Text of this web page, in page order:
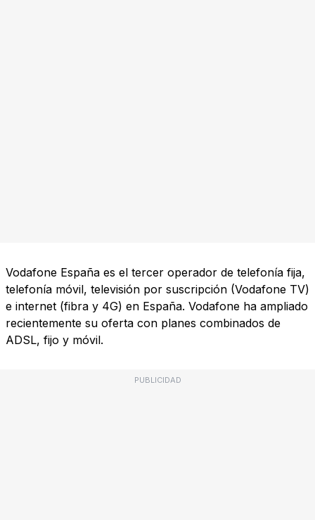
Vodafone España es el tercer operador de telefonía fija,
telefonía móvil, televisión por suscripción (Vodafone TV)
e internet (fibra y 4G) en España. Vodafone ha ampliado
recientemente su oferta con planes combinados de
ADSL, fijo y móvil.
PUBLICIDAD